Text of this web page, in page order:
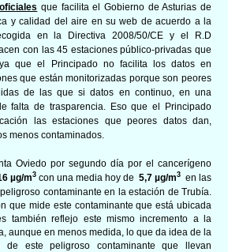
oficiales que facilita el Gobierno de Asturias de
y calidad del aire en su web de acuerdo a la
en la Directiva 2008/50/CE y el R.D
con las 45 estaciones público-privadas que
que el Principado no facilita los datos en
que están monitorizadas porque son peores
de las que si datos en continuo, en una
falta de trasparencia. Eso que el Principado
las estaciones que peores datos dan,
menos contaminados.
Oviedo por segundo día por el cancerígeno
µg/m3 con una media hoy de 5,7 µg/m3 en las
contaminante en la estación de Trubía.
que mide este contaminante que está ubicada
también reflejo este mismo incremento a la
aunque en menos medida, lo que da idea de la
de este peligroso contaminante que llevan